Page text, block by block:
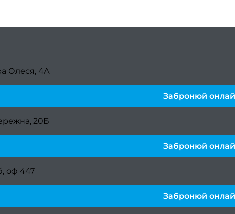
Олеся, 4А
Забронюй
20Б
Забронюй
оф 447
Забронюй